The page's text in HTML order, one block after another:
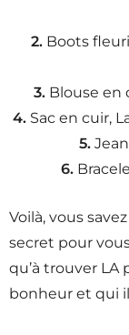
2. Boots
3. Blouse en
4. Sac en cuir,
5.
6.
Voilà, vous
secret pour
qu’à trouver
bonheur et qui